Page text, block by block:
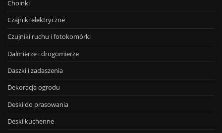
Choinki
Czajniki elektryczne
Czujniki ruchu i fotokomórki
Dalmierze i drogomierze
Daszki i zadaszenia
Dekoracja ogrodu
Deski do prasowania
Deski kuchenne